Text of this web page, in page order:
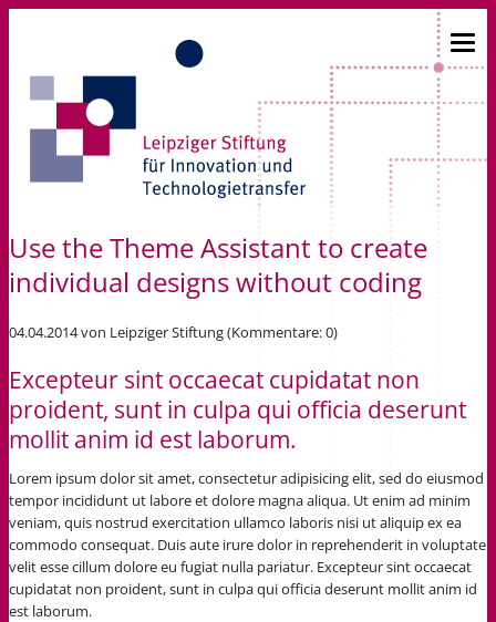
Use the Theme Assistant to create
individual designs without coding
04.04.2014von Leipziger Stiftung (Kommentare: 0)
Excepteur sint occaecat cupidatat non
proident, sunt in culpa qui officia deserunt
mollit anim id est laborum.
Lorem ipsum dolor sit amet, consectetur adipisicing elit, sed do eiusmod
tempor incididunt ut labore et dolore magna aliqua. Ut enim ad minim
veniam, quis nostrud exercitation ullamco laboris nisi ut aliquip ex ea
commodo consequat. Duis aute irure dolor in reprehenderit in voluptate
velit esse cillum dolore eu fugiat nulla pariatur. Excepteur sint occaecat
cupidatat non proident, sunt in culpa qui officia deserunt mollit anim id
est laborum.